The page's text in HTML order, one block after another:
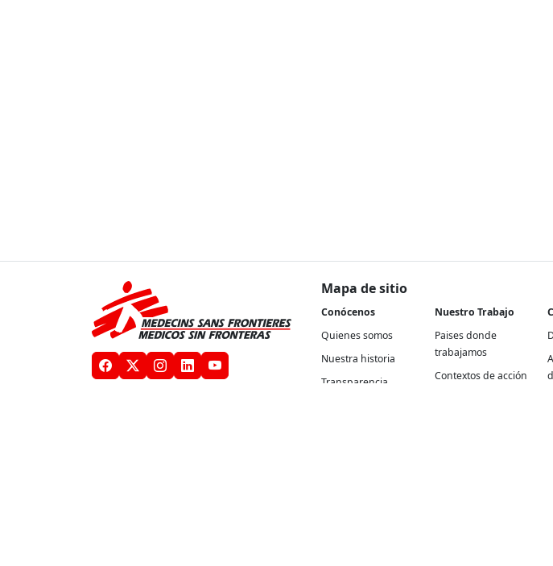
Mapa de sitio
Conócenos
Quienes somos
Nuestra historia
Transparencia
Nuestro Trabajo
Paises donde
trabajamos
Contextos de acción